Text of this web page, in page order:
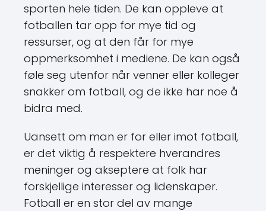
sporten hele tiden. De kan oppleve at
fotballen tar opp for mye tid og
ressurser, og at den får for mye
oppmerksomhet i mediene. De kan også
føle seg utenfor når venner eller kolleger
snakker om fotball, og de ikke har noe å
bidra med.
Uansett om man er for eller imot fotball,
er det viktig å respektere hverandres
meninger og akseptere at folk har
forskjellige interesser og lidenskaper.
Fotball er en stor del av mange